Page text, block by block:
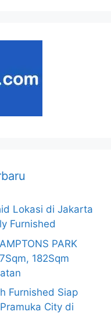
Lokasi di Jakarta
Furnished
PARK
182Sqm
Furnished Siap
City di